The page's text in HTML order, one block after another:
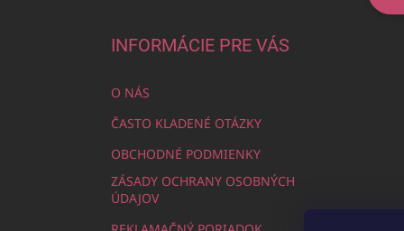
INFORMÁCIE PRE VÁS
O NÁS
ČASTO KLADENÉ OTÁZKY
OBCHODNÉ PODMIENKY
ZÁSADY OCHRANY OSOBNÝCH
ÚDAJOV